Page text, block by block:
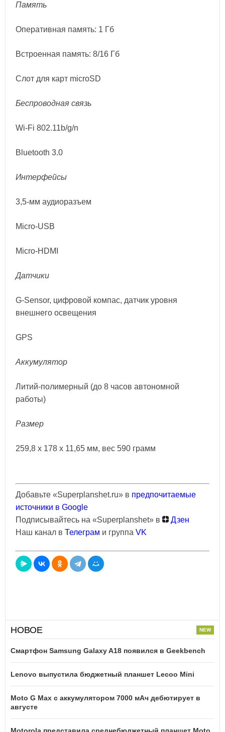
Память
Оперативная память: 1 Гб
Встроенная память: 8/16 Гб
Слот для карт microSD
Беспроводная связь
Wi-Fi 802.11b/g/n
Bluetooth 3.0
Интерфейсы
3,5-мм аудиоразъем
Micro-USB
Micro-HDMI
Датчики
G-Sensor, цифровой компас, датчик уровня
внешнего освещения
GPS
Аккумулятор
Литий-полимерный (до 8 часов автономной
работы)
Размер
259,8 x 178 x 11,65 мм, вес 590 грамм
Добавьте «Superplanshet.ru» в предпочитаемые
источники в Google
Подписывайтесь на «Superplanshet» в
Дзен
Наш канал в Телеграм и группа VK
НОВОЕ
Смартфон Samsung Galaxy A18 появился в Geekbench
Lenovo выпустила бюджетный планшет Lecoo Mini
Moto G Max с аккумулятором 7000 мАч дебютирует в
августе